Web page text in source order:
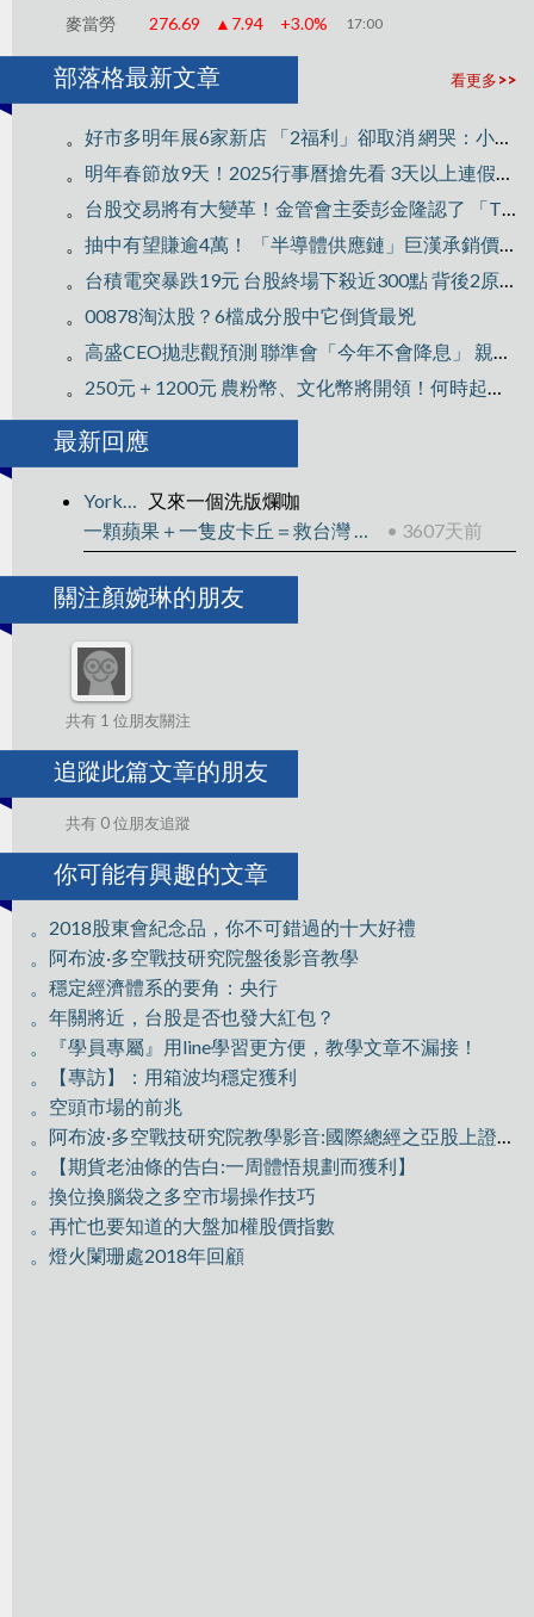
麥當勞 276.69 ▲7.94 +3.0% 17:00
看更多>>
部落格最新文章
。 好市多明年展6家新店 「2福利」卻取消 網哭：小確幸沒了
。 明年春節放9天！2025行事曆搶先看 3天以上連假有6個
。 台股交易將有大變革！金管會主委彭金隆認了 「T＋1」上路時間表曝光
。 抽中有望賺逾4萬！ 「半導體供應鏈」巨漢承銷價出爐
。 台積電突暴跌19元 台股終場下殺近300點 背後2原因曝光
。 00878淘汰股？6檔成分股中它倒貨最兇
。 高盛CEO拋悲觀預測 聯準會「今年不會降息」 親揭原因
。 250元＋1200元 農粉幣、文化幣將開領！何時起跑、怎麼拿1次看
最新回應
YorkHsu
又來一個洗版爛咖
一顆蘋果＋一隻皮卡丘＝救台灣 外銷訂單終結16黑
• 3607天前
關注顏婉琳的朋友
共有 1 位朋友關注
追蹤此篇文章的朋友
共有 0 位朋友追蹤
你可能有興趣的文章
。2018股東會紀念品，你不可錯過的十大好禮
。阿布波·多空戰技研究院盤後影音教學
。穩定經濟體系的要角：央行
。年關將近，台股是否也發大紅包？
。『學員專屬』用line學習更方便，教學文章不漏接！
。【專訪】：用箱波均穩定獲利
。空頭市場的前兆
。阿布波·多空戰技研究院教學影音:國際總經之亞股上證分析
。【期貨老油條的告白:一周體悟規劃而獲利】
。換位換腦袋之多空市場操作技巧
。再忙也要知道的大盤加權股價指數
。燈火闌珊處2018年回顧